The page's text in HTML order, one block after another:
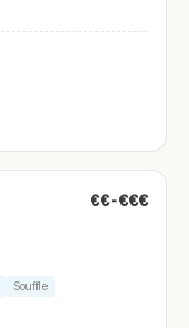
€€-€€€
Souffle